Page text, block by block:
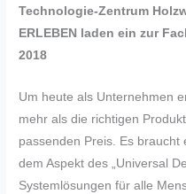
Technologie-Zentrum
ERLEBEN laden ein zur
2018
Um heute als Unternehmen
mehr als die richtigen
passenden Preis. Es
dem Aspekt des „Universal
Systemlösungen für alle